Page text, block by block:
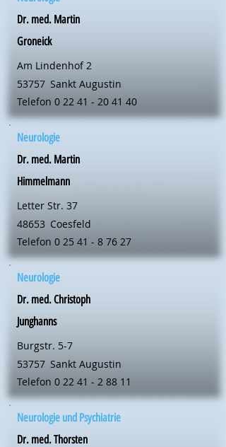
Dr. med. Martin
Groneick
Am Lindenhof 2
53757 Sankt Augustin
Telefon 0 22 41 - 20 41 40
Neurologie
Dr. med. Martin
Himmelmann
Letter Str. 37
48653 Coesfeld
Telefon 0 25 41 - 8 76 27
Neurologie
Dr. med. Christoph
Junghanns
Burgstr. 5-7
53757 Sankt Augustin
Telefon 0 22 41 - 2 88 11
Neurologie und Psychiatrie
Dr. med. Thorsten